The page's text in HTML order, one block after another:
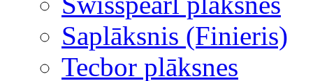
Saplāksnis (Finieris)
Tecbor plāksnes